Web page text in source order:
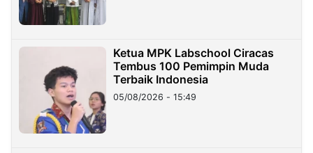
Ketua MPK Labschool Ciracas
Tembus 100 Pemimpin Muda
Terbaik Indonesia
05/08/2026 - 15:49